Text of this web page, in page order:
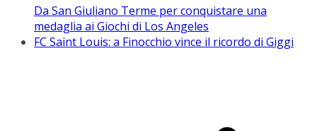
Da San Giuliano Terme per conquistare una
medaglia ai Giochi di Los Angeles
FC Saint Louis: a Finocchio vince il ricordo di Giggi